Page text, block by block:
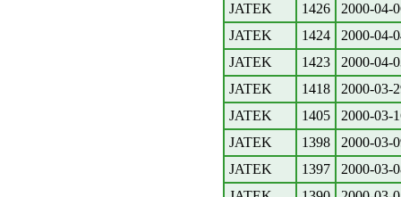
JATEK
1426
2000-04-
JATEK
1424
2000-04-
JATEK
1423
2000-04-
JATEK
1418
2000-03-
JATEK
1405
2000-03-
JATEK
1398
2000-03-
JATEK
1397
2000-03-